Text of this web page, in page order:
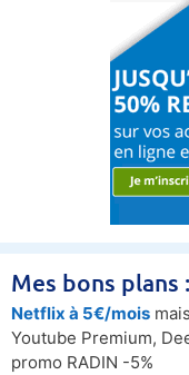
Mes bons plans :
Netflix à 5€/mois
Youtube Premium,
promo RADIN -5%